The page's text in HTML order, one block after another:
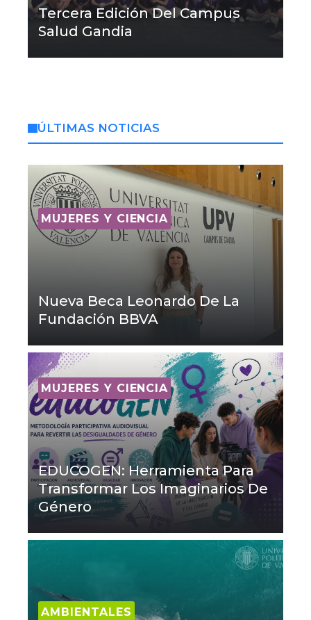
Tercera Edición Del Campus
Salud Gandia
ÚLTIMAS NOTICIAS
MUJERES Y CIENCIA
Nueva Beca Leonardo De La
Fundación BBVA
MUJERES Y CIENCIA
EDUCOGEN: Herramienta Para
Transformar Los Imaginarios De
Género
AMBIENTALES